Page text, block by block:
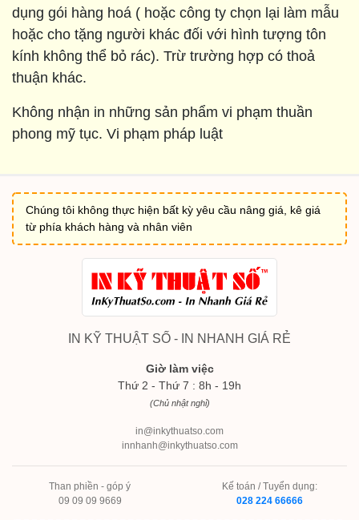
dụng gói hàng hoá ( hoặc công ty chọn lại làm mẫu
hoặc cho tặng người khác đối với hình tượng tôn
kính không thể bỏ rác). Trừ trường hợp có thoả
thuận khác.
Không nhận in những sản phẩm vi phạm thuần
phong mỹ tục. Vi phạm pháp luật
Chúng tôi không thực hiện bất kỳ yêu cầu nâng giá, kê giá
từ phía khách hàng và nhân viên
IN KỸ THUẬT SỐ - IN NHANH GIÁ RẺ
Giờ làm việc
Thứ 2 - Thứ 7 : 8h - 19h
(Chủ nhật nghỉ)
in@inkythuatso.com
innhanh@inkythuatso.com
Than phiền - góp ý
09 09 09 9669
Kế toán / Tuyển dụng:
028 224 66666